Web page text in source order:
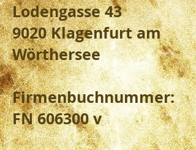
Lodengasse 43
9020 Klagenfurt am
Wörthersee
Firmenbuchnummer:
FN 606300 v